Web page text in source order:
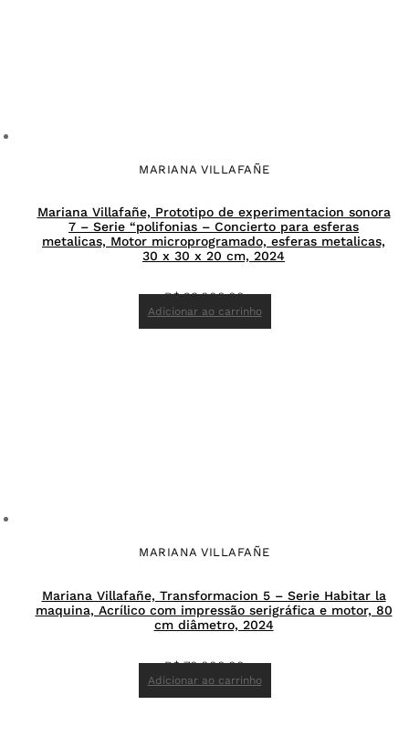
MARIANA VILLAFAÑE
Mariana Villafañe, Prototipo de experimentacion sonora
7 – Serie “polifonias – Concierto para esferas
metalicas, Motor microprogramado, esferas metalicas,
30 x 30 x 20 cm, 2024
R$23.000,00
Adicionar ao carrinho
MARIANA VILLAFAÑE
Mariana Villafañe, Transformacion 5 – Serie Habitar la
maquina, Acrílico com impressão serigráfica e motor, 80
cm diâmetro, 2024
R$70.000,00
Adicionar ao carrinho